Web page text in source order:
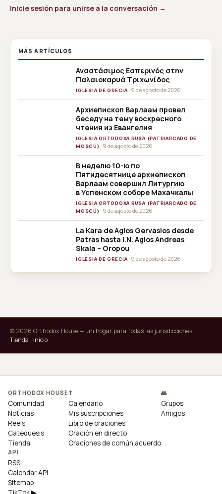
Inicie sesión para unirse a la conversación →
MÁS ARTÍCULOS
Αναστάσιμος Εσπερινός στην
Παλαιοκαρυά Τριχωνίδος
IGLESIA DE GRECIA · 9 de agosto de 2026
Архиепископ Варлаам провел
беседу на тему воскресного
чтения из Евангелия
IGLESIA ORTODOXA RUSA (PATRIARCADO DE
MOSCÚ) · 9 de agosto de 2026
В неделю 10-ю по
Пятидесятнице архиепископ
Варлаам совершил Литургию
в Успенском соборе Махачкалы
IGLESIA ORTODOXA RUSA (PATRIARCADO DE
MOSCÚ) · 9 de agosto de 2026
La Kara de Agios Gervasios desde
Patras hasta I.N. Agios Andreas
Skala – Oropou
IGLESIA DE GRECIA · 9 de agosto de 2026
© 2026 Orthodox House — un hogar para todas las jurisdicciones
Tienda · Inicio
ORTHODOX HOUSE
Comunidad
Noticias
Reels
Catequesis
Tienda
☦
Calendario
Mis suscripciones
Libro de oraciones
Oración en directo
Oraciones de común acuerdo
👥
Grupos
Amigos
API
RSS
Calendar API
Sitemap